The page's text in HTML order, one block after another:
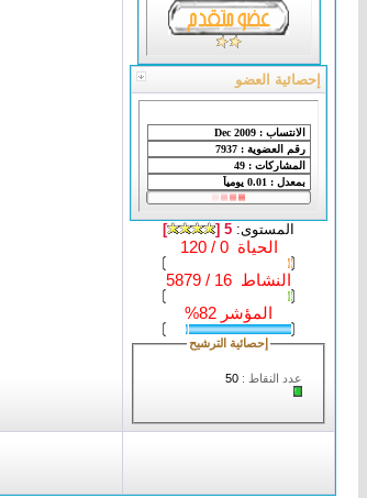
إحصائية العضو
المستوى: 5 [
]
الحياة 0 / 120
النشاط 16 / 5879
المؤشر 82%
إحصائية الترشيح
عدد النقاط :50